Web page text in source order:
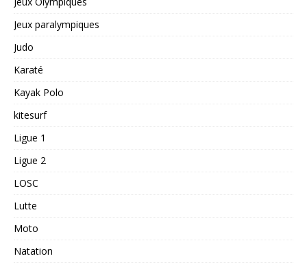
Jeux paralympiques
Judo
Karaté
Kayak Polo
kitesurf
Ligue 1
Ligue 2
LOSC
Lutte
Moto
Natation